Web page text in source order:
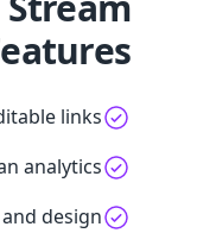
links
analytics
design